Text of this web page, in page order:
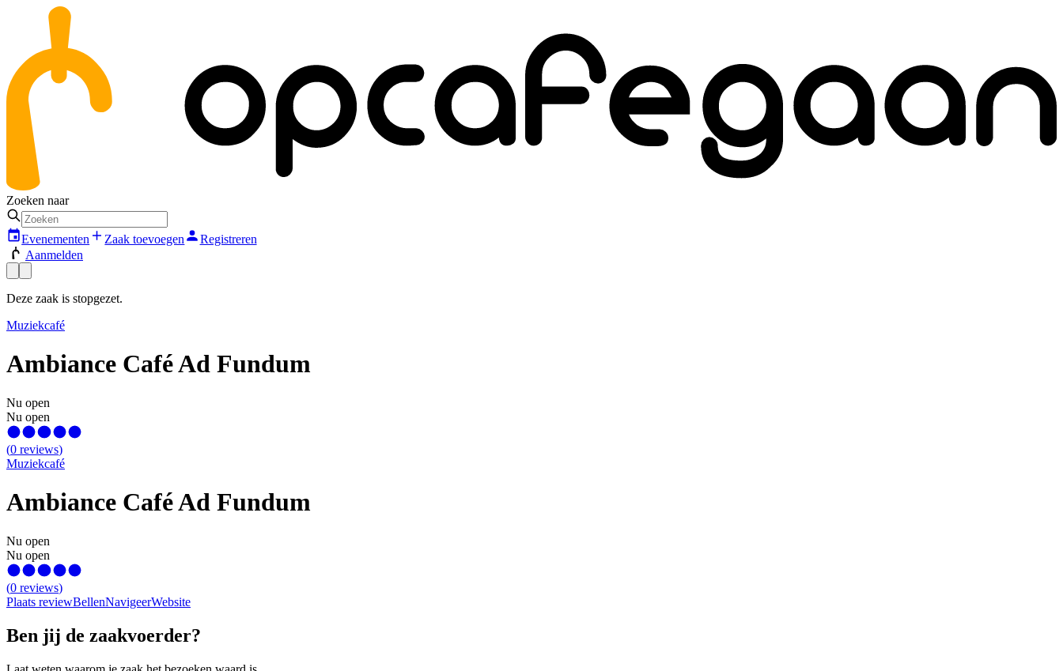
Zoeken naar
Evenementen Zaak toevoegen
Registreren
Aanmelden
Deze zaak is stopgezet.
Muziekcafé
Ambiance Café Ad Fundum
Nu open
Nu open
(0 reviews)
Muziekcafé
Ambiance Café Ad Fundum
Nu open
Nu open
(0 reviews)
Plaats reviewBellenNavigeerWebsite
Ben jij de zaakvoerder?